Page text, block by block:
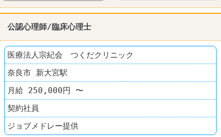
公認心理師/臨床心理士
医療法人宗紀会 つくだクリニック
奈良市 新大宮駅
月給 250,000円 〜
契約社員
ジョブメドレー提供